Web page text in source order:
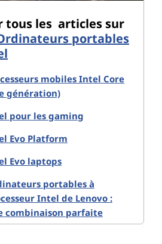
tous les articles sur
portables
mobiles Intel Core
génération)
pour les gaming
Evo Platform
Evo laptops
portables à
Intel de Lenovo :
combinaison parfaite